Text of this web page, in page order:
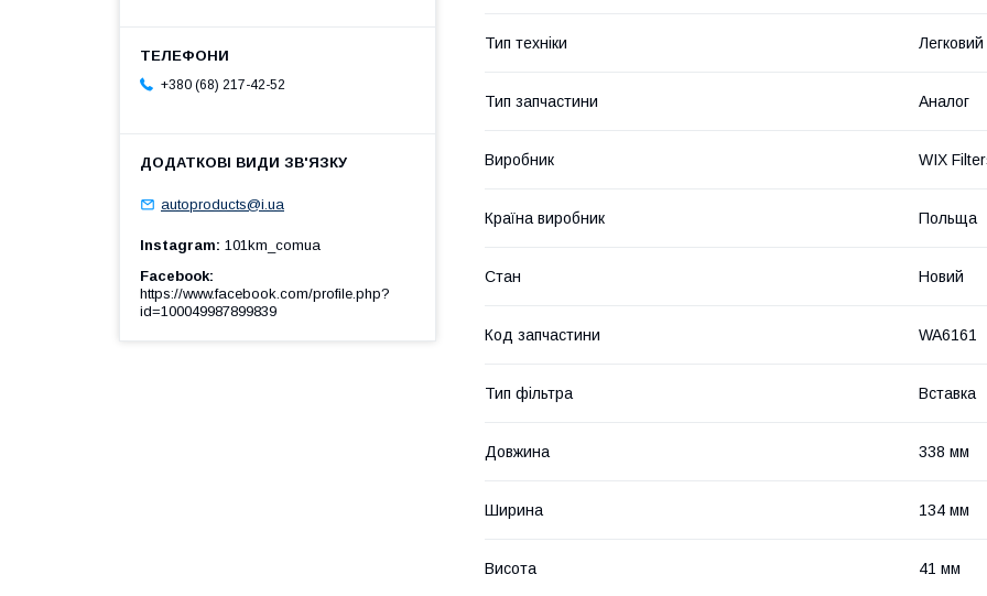
Тип техніки
Тип запчастини Аналог
Виробник WIX
Країна виробник Польща
Стан Новий
Код запчастини WA6161
Тип фільтра Вставка
Довжина 338 мм
Ширина 134 мм
Висота 41 мм
+380 (68) 217-42-52
autoproducts@i.ua
Instagram 101km_comua
Facebook
https://www.facebook.com/profile.php?
id=100049987899839